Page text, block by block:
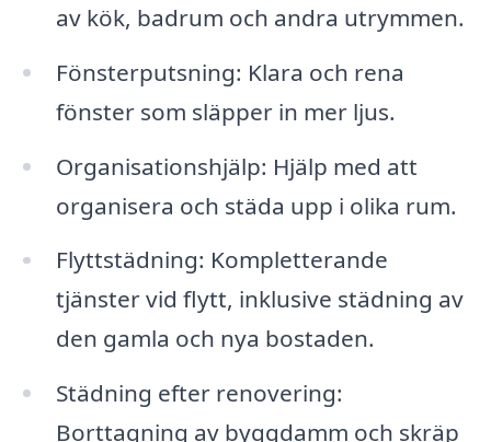
av kök, badrum och andra utrymmen.
Fönsterputsning: Klara och rena
fönster som släpper in mer ljus.
Organisationshjälp: Hjälp med att
organisera och städa upp i olika rum.
Flyttstädning: Kompletterande
tjänster vid flytt, inklusive städning av
den gamla och nya bostaden.
Städning efter renovering:
Borttagning av byggdamm och skräp